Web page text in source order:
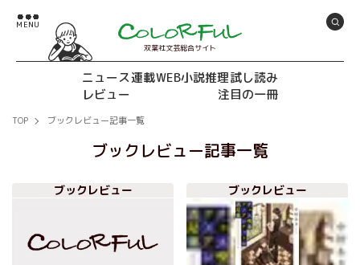
双葉社文芸総合サイト
ニュース連載WEB小説推理試し読み
レビュー
注目の一冊
TOP ブックレビュー記事一覧
ブックレビュー記事一覧
ブックレビュー ブックレビュー